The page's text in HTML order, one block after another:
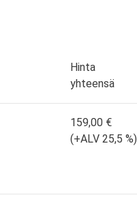
Hinta
yhteensä
159,00 €
(+ALV 25,5 %)